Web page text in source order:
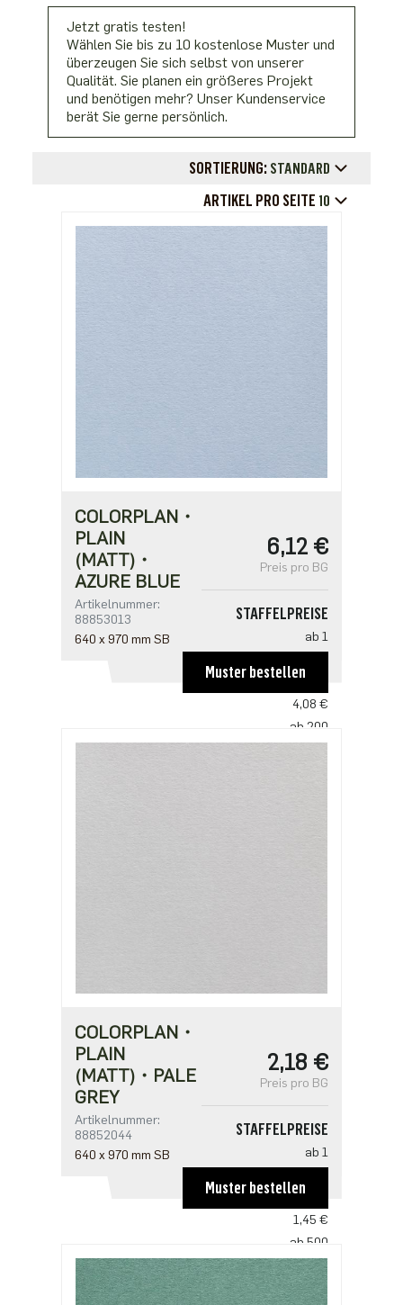
Jetzt gratis testen!
Wählen Sie bis zu 10 kostenlose Muster und
überzeugen Sie sich selbst von unserer
Qualität. Sie planen ein größeres Projekt
und benötigen mehr? Unser Kundenservice
berät Sie gerne persönlich.
SORTIERUNG: STANDARD
ARTIKEL PRO SEITE 10
COLORPLAN・
PLAIN
(MATT)・
AZURE BLUE
Artikelnummer:
88853013
640 x 970 mm SB
6,12 €
Preis pro BG
STAFFELPREISE
ab 1
ab 100
4,08 €
ab 200
2,72 €
Muster bestellen
COLORPLAN・
PLAIN
(MATT)・PALE
GREY
Artikelnummer:
88852044
640 x 970 mm SB
2,18 €
Preis pro BG
STAFFELPREISE
ab 1
ab 250
1,45 €
ab 500
1,41 €
ab 1250
Muster bestellen